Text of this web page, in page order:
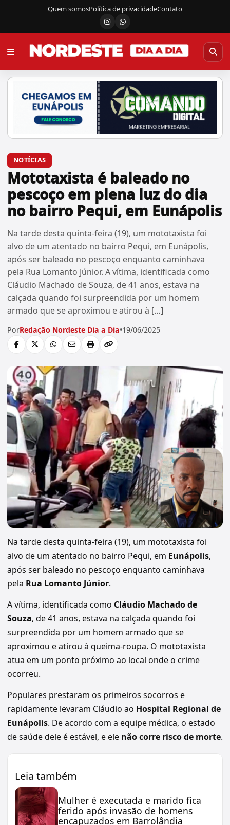
Quem somosPolítica de privacidadeContato
InstagramCanal do WhatsApp
NOTÍCIAS
Mototaxista é baleado no
pescoço em plena luz do dia
no bairro Pequi, em Eunápolis
Na tarde desta quinta-feira (19), um mototaxista foi
alvo de um atentado no bairro Pequi, em Eunápolis,
após ser baleado no pescoço enquanto caminhava
pela Rua Lomanto Júnior. A vítima, identificada como
Cláudio Machado de Souza, de 41 anos, estava na
calçada quando foi surpreendida por um homem
armado que se aproximou e atirou à […]
PorRedação Nordeste Dia a Dia•19/06/2025
Na tarde desta quinta-feira (19), um mototaxista foi
alvo de um atentado no bairro Pequi, em Eunápolis,
após ser baleado no pescoço enquanto caminhava
pela Rua Lomanto Júnior.
A vítima, identificada como Cláudio Machado de
Souza, de 41 anos, estava na calçada quando foi
surpreendida por um homem armado que se
aproximou e atirou à queima-roupa. O mototaxista
atua em um ponto próximo ao local onde o crime
ocorreu.
Populares prestaram os primeiros socorros e
rapidamente levaram Cláudio ao Hospital Regional de
Eunápolis. De acordo com a equipe médica, o estado
de saúde dele é estável, e ele não corre risco de morte.
Leia também
Mulher é executada e marido fica
ferido após invasão de homens
encapuzados em Barrolândia